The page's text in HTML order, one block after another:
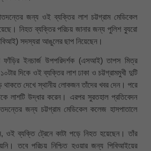
জন্য ওই ব্যক্তির লাশ চট্টগ্রাম মেডিকেল
নিহত ব্যক্তির পরিচয় জানার জন্য পুলিশ ব্যুরো
সদস্যরা আঙুলের ছাপ নিয়েছেন।
ফাঁড়ির ইনচার্জ উপপরিদর্শক (এসআই) তাপস মিত্র
দিকে ওই ব্যক্তির লাশ ঢাকা ও চট্টগ্রামমুখী দুটি
থাকতে দেখে স্থানীয় লোকজন তাঁদের খবর দেন। পরে
লাশটি উদ্ধার করেন। এরপর সুরতহাল প্রতিবেদন
জন্য চট্টগ্রাম মেডিকেল কলেজ হাসপাতালে
ব্যক্তি ট্রেনে কাটা পড়ে নিহত হয়েছেন। তাঁর
তবে পরিচয় নিশ্চিত হওয়ার জন্য পিবিআইয়ের